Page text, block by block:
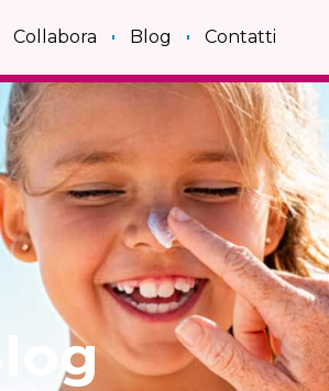
Collabora Blog Contatti